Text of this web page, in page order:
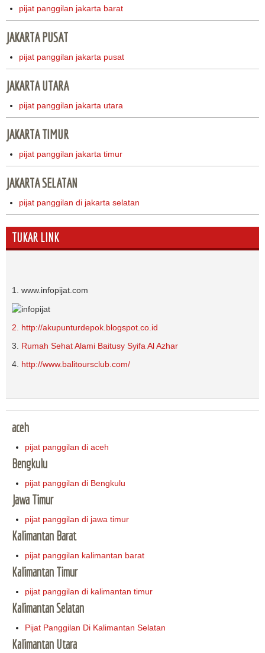
pijat panggilan jakarta barat
JAKARTA PUSAT
pijat panggilan jakarta pusat
JAKARTA UTARA
pijat panggilan jakarta utara
JAKARTA TIMUR
pijat panggilan jakarta timur
JAKARTA SELATAN
pijat panggilan di jakarta selatan
TUKAR LINK
1. www.infopijat.com
2. http://akupunturdepok.blogspot.co.id
3. Rumah Sehat Alami Baitusy Syifa Al Azhar
4. http://www.balitoursclub.com/
aceh
pijat panggilan di aceh
Bengkulu
pijat panggilan di Bengkulu
Jawa Timur
pijat panggilan di jawa timur
Kalimantan Barat
pijat panggilan kalimantan barat
Kalimantan Timur
pijat panggilan di kalimantan timur
Kalimantan Selatan
Pijat Panggilan Di Kalimantan Selatan
Kalimantan Utara